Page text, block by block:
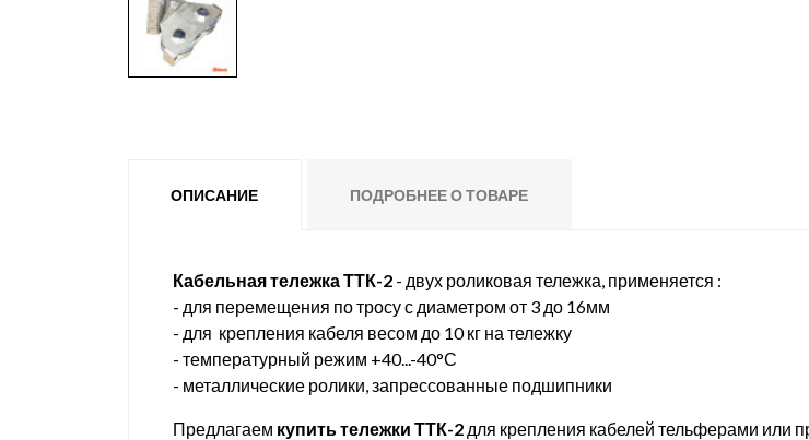
ОПИСАНИЕ ПОДРОБНЕЕ О ТОВАРЕ
Кабельная тележкаТТК-2 - двух роликовая тележка, применяется :
- для перемещения по тросу с диаметром от 3 до 16мм
- для крепления кабеля весом до 10 кг на тележку
- температурный режим +40...-40°С
- металлические ролики, запрессованные подшипники
Предлагаем купить тележки ТТК-2 для крепления кабелей тельферами или